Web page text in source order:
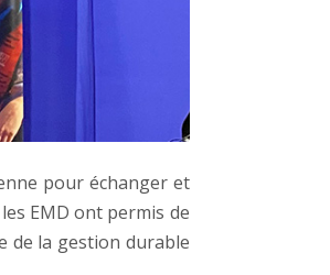
pour échanger et
EMD ont permis de
de la gestion durable